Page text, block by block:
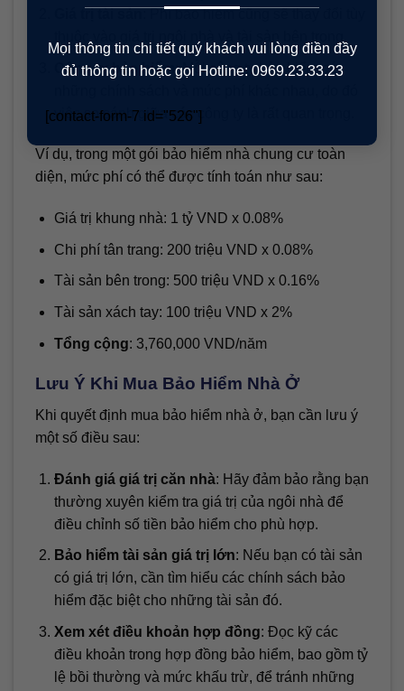
Mọi thông tin chi tiết quý khách vui lòng điền đầy
đủ thông tin hoặc gọi Hotline: 0969.23.33.23
[contact-form-7 id="526"]
: Phí bảo hiểm cũng sẽ thay đổi tùy
Công ty bảo hiểm : Mỗi công ty bảo hiểm có
việc so sánh giữa các công ty là rất quan trọng.
Ví dụ, trong một gói bảo hiểm nhà chung cư toàn
diện, mức phí có thể được tính toán như sau:
Giá trị khung nhà: 1 tỷ VND x 0.08%
Chi phí tân trang: 200 triệu VND x 0.08%
Tài sản bên trong: 500 triệu VND x 0.16%
Tài sản xách tay: 100 triệu VND x 2%
Tổng cộng: 3,760,000 VND/năm
Lưu Ý Khi Mua Bảo Hiểm Nhà Ở
Khi quyết định mua bảo hiểm nhà ở, bạn cần lưu ý
một số điều sau:
Đánh giá giá trị căn nhà: Hãy đảm bảo rằng bạn
thường xuyên kiểm tra giá trị của ngôi nhà để
điều chỉnh số tiền bảo hiểm cho phù hợp.
Bảo hiểm tài sản giá trị lớn: Nếu bạn có tài sản
có giá trị lớn, cần tìm hiểu các chính sách bảo
hiểm đặc biệt cho những tài sản đó.
Xem xét điều khoản hợp đồng: Đọc kỹ các
điều khoản trong hợp đồng bảo hiểm, bao gồm tỷ
lệ bồi thường và mức khấu trừ, để tránh những